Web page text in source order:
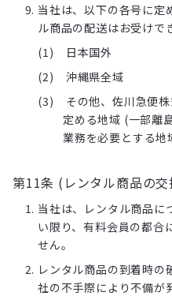
当社は、以下の各号に定
ル商品の配送はお受けで
日本国外
沖縄県全域
その他、佐川急便
定める地域 (一部離
業務を必要とする地
第11条 (レンタル商品の交
当社は、レンタル商品に
い限り、有料会員の都合
せん。
レンタル商品の到着時の
社の不手際により不備が